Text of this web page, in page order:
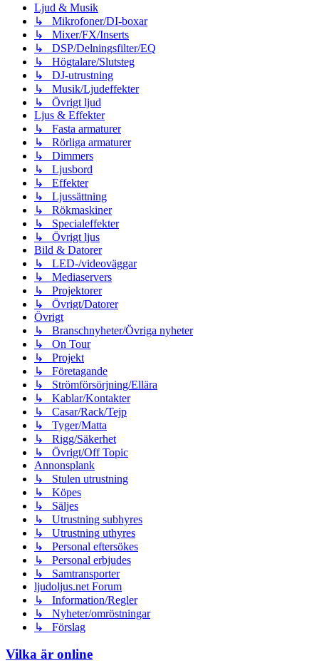
Ljud & Musik
↳ Mikrofoner/DI-boxar
↳ Mixer/FX/Inserts
↳ DSP/Delningsfilter/EQ
↳ Högtalare/Slutsteg
↳ DJ-utrustning
↳ Musik/Ljudeffekter
↳ Övrigt ljud
Ljus & Effekter
↳ Fasta armaturer
↳ Rörliga armaturer
↳ Dimmers
↳ Ljusbord
↳ Effekter
↳ Ljussättning
↳ Rökmaskiner
↳ Specialeffekter
↳ Övrigt ljus
Bild & Datorer
↳ LED-/videoväggar
↳ Mediaservers
↳ Projektorer
↳ Övrigt/Datorer
Övrigt
↳ Branschnyheter/Övriga nyheter
↳ On Tour
↳ Projekt
↳ Företagande
↳ Strömförsörjning/Ellära
↳ Kablar/Kontakter
↳ Casar/Rack/Tejp
↳ Tyger/Matta
↳ Rigg/Säkerhet
↳ Övrigt/Off Topic
Annonsplank
↳ Stulen utrustning
↳ Köpes
↳ Säljes
↳ Utrustning subhyres
↳ Utrustning uthyres
↳ Personal eftersökes
↳ Personal erbjudes
↳ Samtransporter
ljudoljus.net Forum
↳ Information/Regler
↳ Nyheter/omröstningar
↳ Förslag
Vilka är online